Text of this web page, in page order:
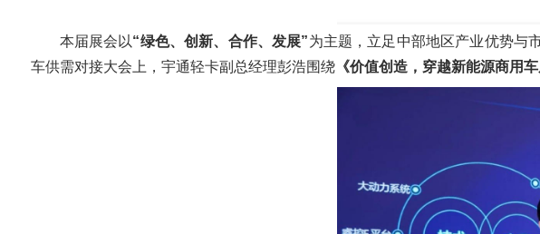
本届展会以“绿色、创新、合作、发展”为主题，立足中部地区产业优势与
车供需对接大会上，宇通轻卡副总经理彭浩围绕《价值创造，穿越新能源商用车